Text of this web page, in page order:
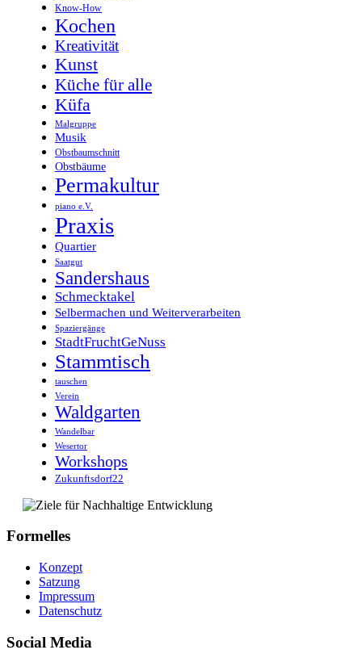
Know-How
Kochen
Kreativität
Kunst
Küche für alle
Küfa
Malgruppe
Musik
Obstbaumschnitt
Obstbäume
Permakultur
piano e.V.
Praxis
Quartier
Saatgut
Sandershaus
Schmecktakel
Selbermachen und Weiterverarbeiten
Spaziergänge
StadtFruchtGeNuss
Stammtisch
tauschen
Verein
Waldgarten
Wandelbar
Wesertor
Workshops
Zukunftsdorf22
Formelles
Konzept
Satzung
Impressum
Datenschutz
Social Media